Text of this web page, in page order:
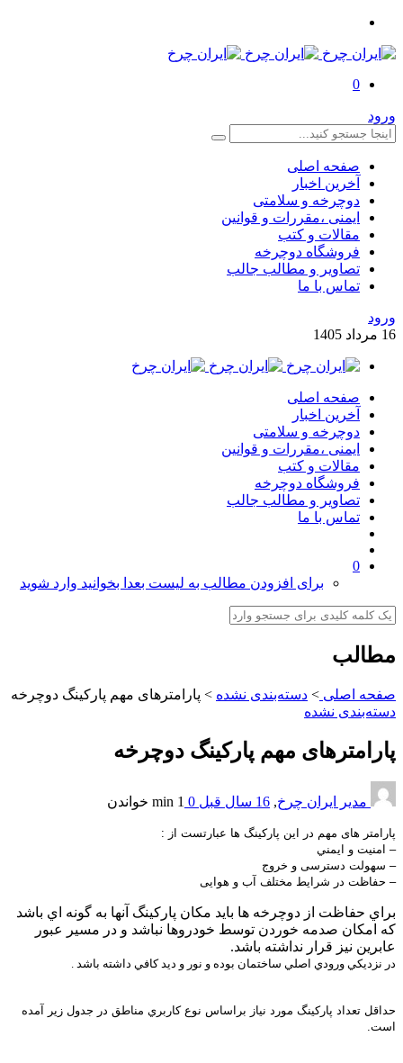
0
ورود
صفحه اصلی
آخرین اخبار
دوچرخه و سلامتی
ایمنی ،مقررات و قوانین
مقالات و کتب
فروشگاه دوچرخه
تصاویر و مطالب جالب
تماس با ما
ورود
16 مرداد 1405
صفحه اصلی
آخرین اخبار
دوچرخه و سلامتی
ایمنی ،مقررات و قوانین
مقالات و کتب
فروشگاه دوچرخه
تصاویر و مطالب جالب
تماس با ما
0
برای افزودن مطالب به لیست بعدا بخوانید وارد شوید
مطالب
صفحه اصلی > دسته‌بندی نشده> پارامترهای مهم پاركينگ دوچرخه
دسته‌بندی نشده
پارامترهای مهم پاركينگ دوچرخه
مدیر ایران چرخ, 16 سال قبل 0
1 min خواندن
پارامتر های مهم در این پارکینگ ها عبارتست از :
– امنیت و ايمني
– سهولت دسترسی و خروج
– حفاظت در شرایط مختلف آب و هوایی
براي حفاظت از دوچرخه ها بايد مكان پاركينگ آنها به گونه اي باشد
كه امكان صدمه خوردن توسط خودروها نباشد و در مسير عبور
عابرين نيز قرار نداشته باشد.
در نزديكي ورودي اصلي ساختمان بوده و نور و ديد كافي داشته باشد .
حداقل تعداد پاركينگ مورد نياز براساس نوع كاربري مناطق در جدول زير آمده
است.